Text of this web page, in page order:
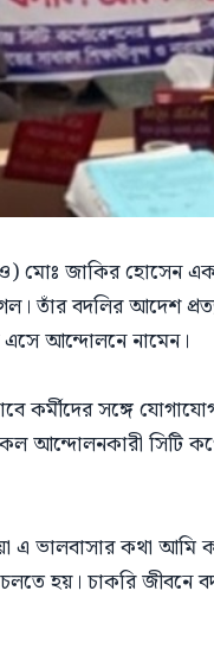
মোঃ জাকির হোসেন
তাঁর বদলির আদেশ
এসে আন্দোলনে নামেন।
সঙ্গে
আন্দোলনকারী সিটি
এ ভালবাসার কথা
হয়। চাকরি জীবনে